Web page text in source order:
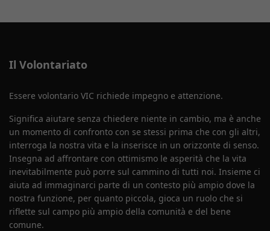
Il Volontariato
Essere volontario VIC richiede impegno e attenzione.
Significa aiutare senza chiedere niente in cambio, ma è anche
un momento di confronto con se stessi prima che con gli altri,
interroga la nostra vita e la inserisce in un orizzonte di senso.
Insegna ad affrontare con ottimismo le asperità che la vita
inevitabilmente può porre sul cammino di tutti noi. Insieme ci
aiuta ad immaginarci parte di un contesto più ampio dove la
nostra funzione, per quanto piccola, gioca un ruolo che si
riflette sul campo più ampio della comunità e del bene
comune.